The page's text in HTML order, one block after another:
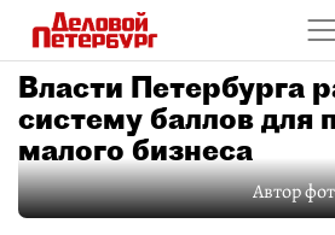
Власти Петербурга
систему баллов для
малого бизнеса
Автор